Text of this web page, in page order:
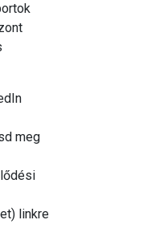
meg
linkre